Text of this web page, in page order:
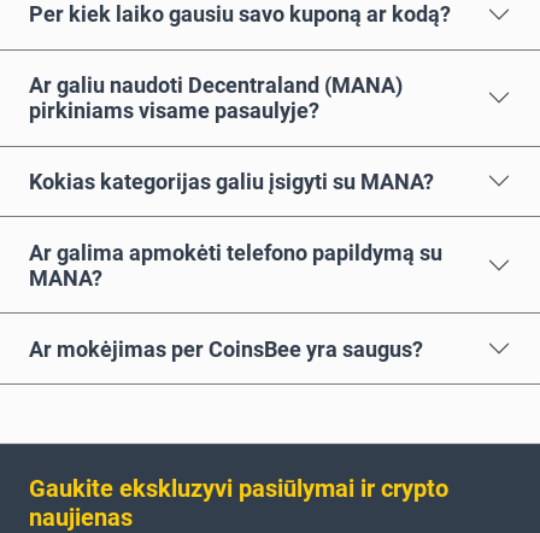
Per kiek laiko gausiu savo kuponą ar kodą?
Ar galiu naudoti Decentraland (MANA)
pirkiniams visame pasaulyje?
Kokias kategorijas galiu įsigyti su MANA?
Ar galima apmokėti telefono papildymą su
MANA?
Ar mokėjimas per CoinsBee yra saugus?
Gaukite ekskluzyvi pasiūlymai ir crypto
naujienas